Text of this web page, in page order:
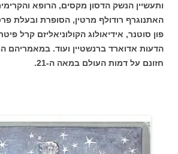
ותעשיין הנשק הדסון מקסים, הרופא
האתנוגרף רודולף מרטין, הסופרת ובעלת
פון סוטנר, אידיאולוג הקולוניאליזם קרל
הדעות אדוארד ברנשטיין ועוד. במאמריהם
חזונם על דמות העולם במאה ה-21.